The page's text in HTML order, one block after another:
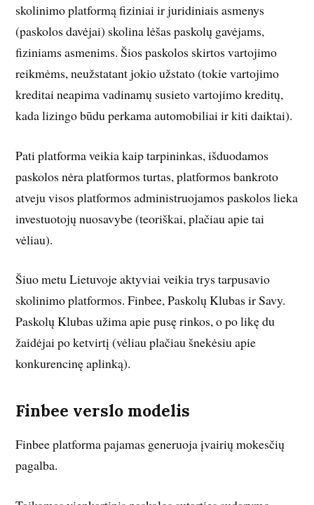
skolinimo platformą fiziniai ir juridiniais asmenys
(paskolos davėjai) skolina lėšas paskolų gavėjams,
fiziniams asmenims. Šios paskolos skirtos vartojimo
reikmėms, neužstatant jokio užstato (tokie vartojimo
kreditai neapima vadinamų susieto vartojimo kreditų,
kada lizingo būdu perkama automobiliai ir kiti daiktai).
Pati platforma veikia kaip tarpininkas, išduodamos
paskolos nėra platformos turtas, platformos bankroto
atveju visos platformos administruojamos paskolos lieka
investuotojų nuosavybe (teoriškai, plačiau apie tai
vėliau).
Šiuo metu Lietuvoje aktyviai veikia trys tarpusavio
skolinimo platformos. Finbee, Paskolų Klubas ir Savy.
Paskolų Klubas užima apie pusę rinkos, o po likę du
žaidėjai po ketvirtį (vėliau plačiau šnekėsiu apie
konkurencinę aplinką).
Finbee verslo modelis
Finbee platforma pajamas generuoja įvairių mokesčių
pagalba.